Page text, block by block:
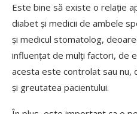
Este bine să existe o relație
diabet și medicii de ambele
și medicul stomatolog,
influențat de mulți factori, de
acesta este controlat sau nu,
și greutatea pacientului.